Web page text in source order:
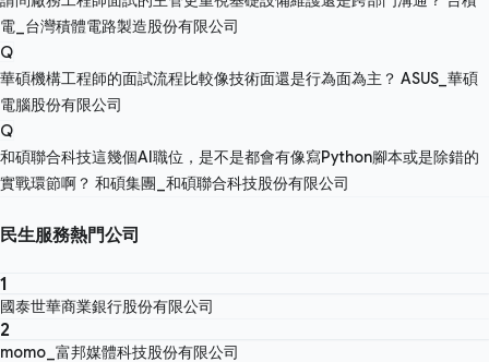
電_台灣積體電路製造股份有限公司
Q
華碩機構工程師的面試流程比較像技術面還是行為面為主？ ASUS_華碩
電腦股份有限公司
Q
和碩聯合科技這幾個AI職位，是不是都會有像寫Python腳本或是除錯的
實戰環節啊？ 和碩集團_和碩聯合科技股份有限公司
民生服務熱門公司
1
國泰世華商業銀行股份有限公司
2
momo_富邦媒體科技股份有限公司